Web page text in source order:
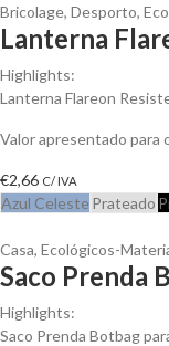
Bricolage, Desporto,
Lanterna
Highlights:
Lanterna Flareon
Valor apresentado para
€2,66 C/ IVA
Azul Celeste Prateado
Casa, Ecológicos-
Saco Prenda
Highlights:
Saco Prenda Botbag